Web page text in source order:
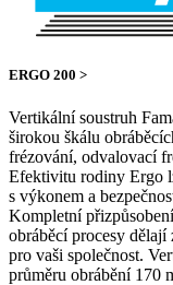
ERGO 200 >
Vertikální soustruh
širokou škálu
frézování, odvalovací
Efektivitu rodiny Ergo
s výkonem a
Kompletní
obráběcí procesy dělají
pro vaši společnost.
průměru obrábění 170